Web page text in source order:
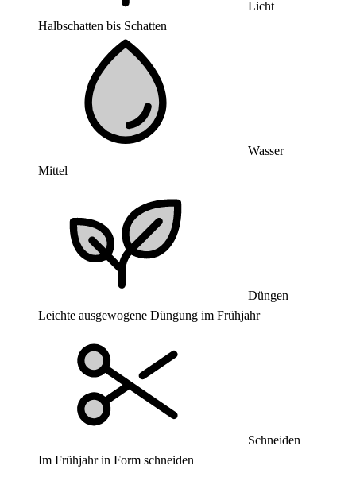
Licht
Halbschatten bis Schatten
Wasser
Mittel
Düngen
Leichte ausgewogene Düngung im Frühjahr
Schneiden
Im Frühjahr in Form schneiden